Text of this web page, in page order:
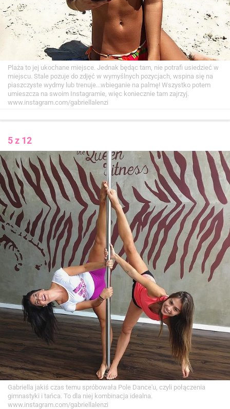
Plaża to jej ukochane miejsce. Jednak będąc tam, nie potrafi usiedzieć w
miejscu. Stale pozuje do zdjęć w wymyślnych pozycjach, wspina się na
piaszczyste wydmy lub trenuje...wbieganie na palmę! Wszystko potem
umieszcza na swoim Instagramie, więc koniecznie tam zajrzyj.
www.instagram.com/gabriellalenzi
5 z 12
Gabriella jakiś czas temu spróbowała Pole Dance'u, czyli połączenia
gimnastyki i tańca. To dla niej kombinacja idealna.
www.instagram.com/gabriellalenzi